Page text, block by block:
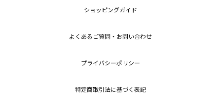
ショッピングガイド
よくあるご質問・お問い合わせ
プライバシーポリシー
特定商取引法に基づく表記